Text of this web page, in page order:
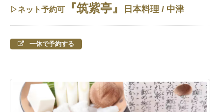
▷ネット予約可 『筑紫亭』 日本料理 / 中津
一休で予約する